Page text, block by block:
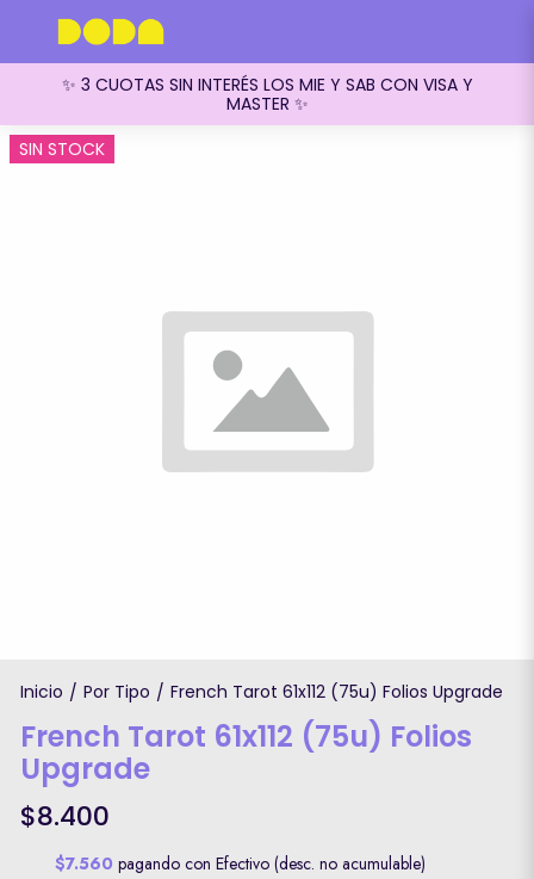
✨ 3 CUOTAS SIN INTERÉS LOS MIE Y SAB CON VISA Y
MASTER ✨
SIN STOCK
Inicio / Por Tipo / French Tarot 61x112 (75u) Folios Upgrade
French Tarot 61x112 (75u) Folios
Upgrade
$8.400
$7.560 pagando con Efectivo (desc. no acumulable)